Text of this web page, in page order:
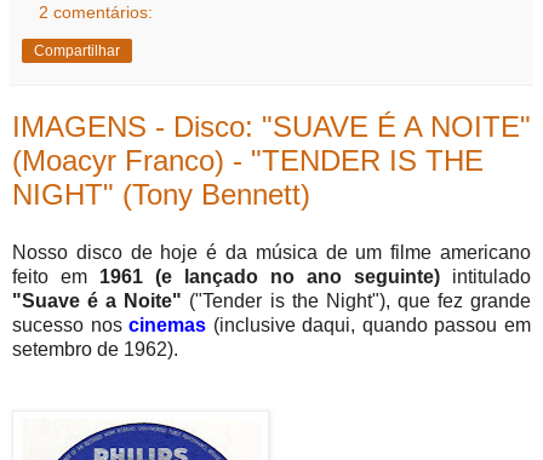
2 comentários:
Compartilhar
IMAGENS - Disco: "SUAVE É A NOITE"
(Moacyr Franco) - "TENDER IS THE
NIGHT" (Tony Bennett)
Nosso disco de hoje é da música de um filme americano
feito em 1961 (e lançado no ano seguinte) intitulado
"Suave é a Noite" ("Tender is the Night"), que fez grande
sucesso noscinemas (inclusive daqui, quando passou em
setembro de 1962).